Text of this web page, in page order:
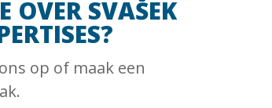
OVER SVAŠEK
op of maak een